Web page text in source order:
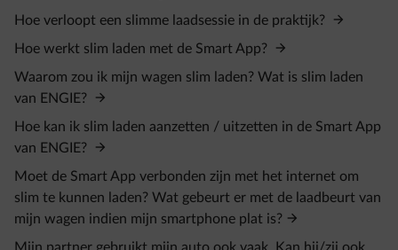
Hoe verloopt een slimme laadsessie in de praktijk?
Hoe werkt slim laden met de Smart App?
Waarom zou ik mijn wagen slim laden? Wat is slim laden
van ENGIE?
Hoe kan ik slim laden aanzetten / uitzetten in de Smart App
van ENGIE?
Moet de Smart App verbonden zijn met het internet om
slim te kunnen laden? Wat gebeurt er met de laadbeurt van
mijn wagen indien mijn smartphone plat is?